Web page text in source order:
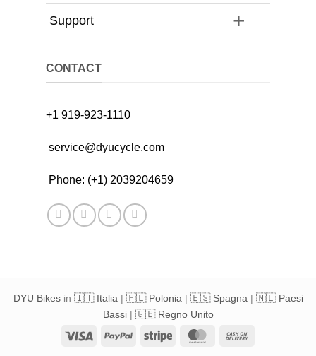
Support
CONTACT
+1 919-923-1110
service@dyucycle.com
Phone: (+1) 2039204659
DYU Bikesin 🇮🇹 Italia| 🇵🇱 Polonia| 🇪🇸 Spagna| 🇳🇱 Paesi
Bassi| 🇬🇧 Regno Unito
Visa
PayPal Stripe MasterCard